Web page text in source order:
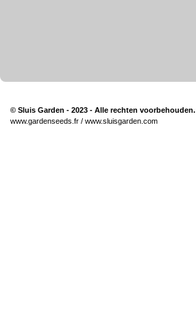
© Sluis Garden - 2023 - Alle rechten voorbehouden.
www.gardenseeds.fr / www.sluisgarden.com